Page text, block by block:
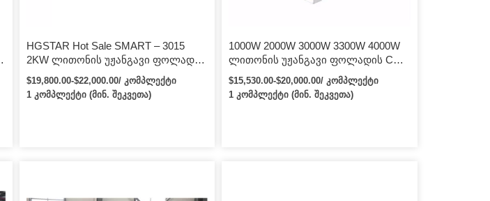
HGSTAR Hot Sale SMART – 3015
2KW ლითონის უჟანგავი ფოლადის
ლაზერული საჭრელი ბოჭკოვანი
ლაზერული საჭრელი მანქანა
$19,800.00-$22,000.00/ კომპლექტი
1 კომპლექტი (მინ. შეკვეთა)
1000W 2000W 3000W 3300W 4000W
ლითონის უჟანგავი ფოლადის CNC
ბოჭკოვანი ლაზერული საჭრელი
მანქანა
$15,530.00-$20,000.00/ კომპლექტი
1 კომპლექტი (მინ. შეკვეთა)